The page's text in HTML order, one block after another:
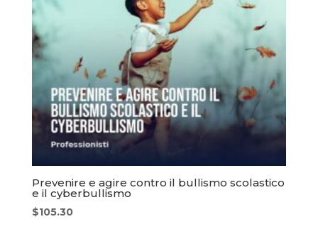
Prevenire e agire contro il bullismo scolastico
e il cyberbullismo
$105.30